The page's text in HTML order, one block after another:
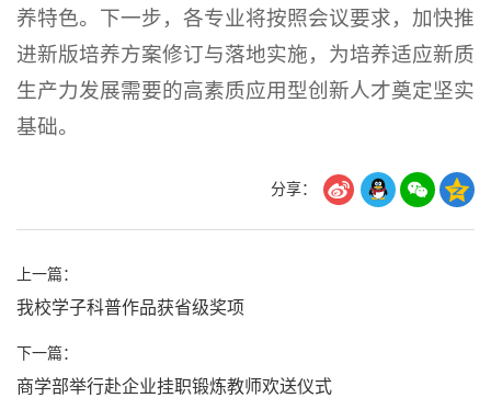
养特色。下一步，各专业将按照会议要求，加快推
进新版培养方案修订与落地实施，为培养适应新质
生产力发展需要的高素质应用型创新人才奠定坚实
基础。
分享：
上一篇：
我校学子科普作品获省级奖项
下一篇：
商学部举行赴企业挂职锻炼教师欢送仪式